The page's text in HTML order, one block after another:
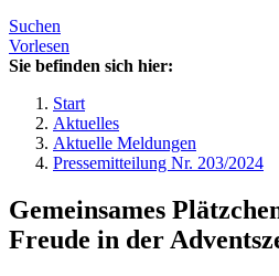
Suchen
Vorlesen
Sie befinden sich hier:
Start
Aktuelles
Aktuelle Meldungen
Pressemitteilung Nr. 203/2024
Gemeinsames
Freude in der